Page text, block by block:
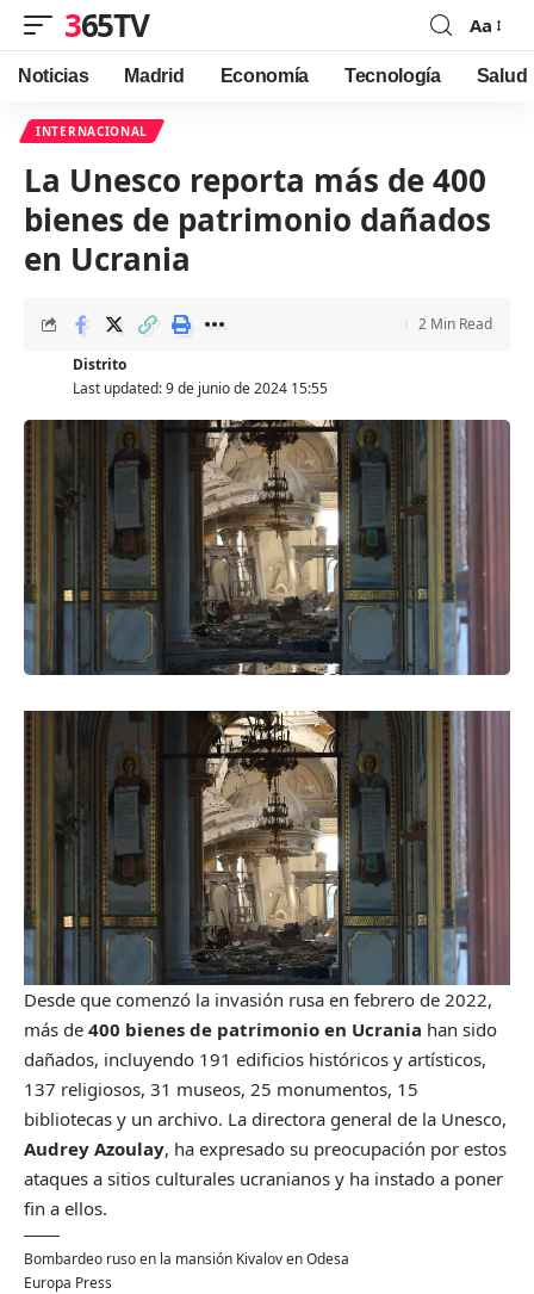
365TV
Font
Resizer
Aa
Noticias Madrid Economía Tecnología Salud
INTERNACIONAL
La Unesco reporta más de 400
bienes de patrimonio dañados
en Ucrania
Last updated: 9 de junio de 2024 15:55
Distrito
2 Min Read
Desde que comenzó la invasión rusa en febrero de 2022,
más de 400 bienes de patrimonio en Ucrania han sido
dañados, incluyendo 191 edificios históricos y artísticos,
137 religiosos, 31 museos, 25 monumentos, 15
bibliotecas y un archivo. La directora general de la Unesco,
Audrey Azoulay, ha expresado su preocupación por estos
ataques a sitios culturales ucranianos y ha instado a poner
fin a ellos.
Bombardeo ruso en la mansión Kivalov en Odesa
Europa Press